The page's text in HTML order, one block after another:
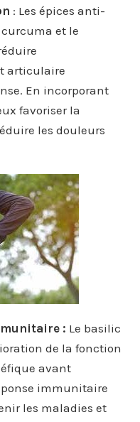
: Les épices anti-
et le
articulaire
En incorporant
favoriser la
les douleurs
: Le basilic
de la fonction
avant
immunitaire
les maladies et